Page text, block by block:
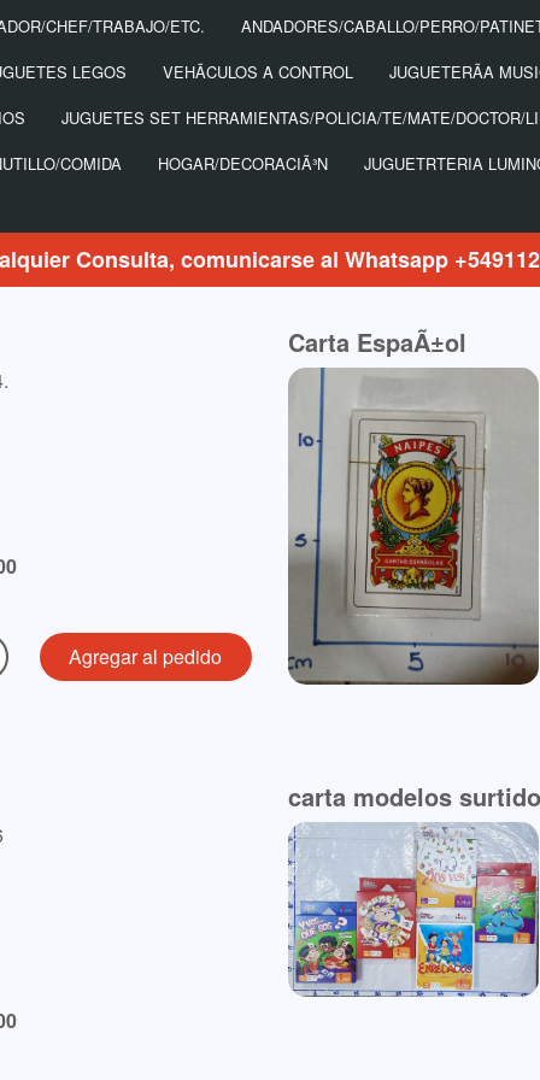
CHEF/TRABAJO/ETC.
ANDADORES/CABALLO/PERRO/
LEGOS
VEHÃ­CULOS A CONTROL
JUGUETERÃ­A
JUGUETES SET HERRAMIENTAS/POLICIA/TE/MATE/DOCTOR/
COMIDA
HOGAR/DECORACIÃ³N JUGUETRTERIA
Consulta, comunicarse al Whatsapp
Carta EspaÃ±ol
carta modelos